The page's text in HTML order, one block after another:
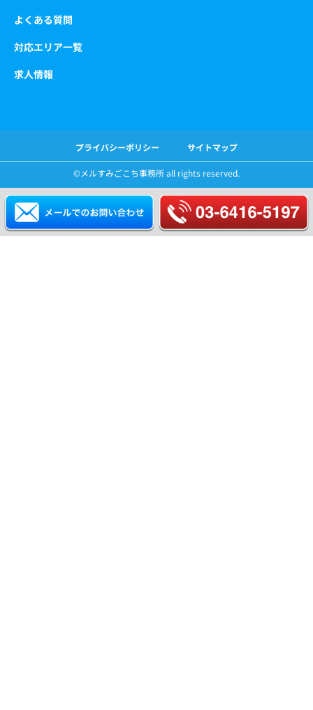
よくある質問
対応エリア一覧
求人情報
プライバシーポリシー サイトマップ
©️メルすみごこち事務所 all rights reserved.